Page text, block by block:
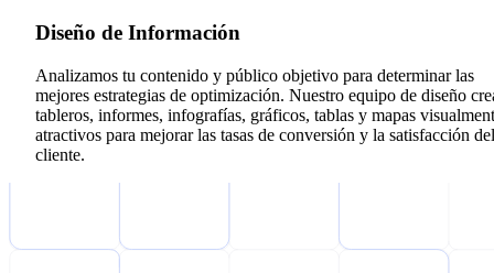
Diseño de Información
Analizamos tu contenido y público objetivo para determinar las
mejores estrategias de optimización. Nuestro equipo de diseño
tableros, informes, infografías, gráficos, tablas y mapas
atractivos para mejorar las tasas de conversión y la satisfacción del
cliente.